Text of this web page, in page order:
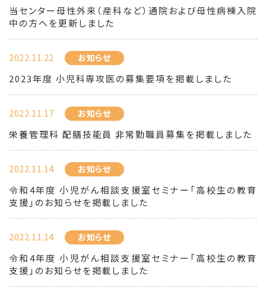
当センター母性外来（産科など）通院および母性病棟入院
中の方へを更新しました
2022.11.22 お知らせ
2023年度 小児科専攻医の募集要項を掲載しました
2022.11.17 お知らせ
栄養管理科 配膳技能員 非常勤職員募集を掲載しました
2022.11.14 お知らせ
令和4年度 小児がん相談支援室セミナー「高校生の教育
支援」のお知らせを掲載しました
2022.11.14 お知らせ
令和4年度 小児がん相談支援室セミナー「高校生の教育
支援」のお知らせを掲載しました